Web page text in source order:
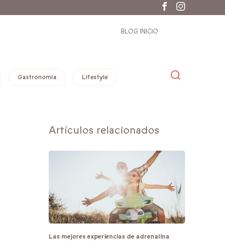
BLOG INICIO
Gastronomía Lifestyle
Artículos relacionados
Las mejores experiencias de adrenalina